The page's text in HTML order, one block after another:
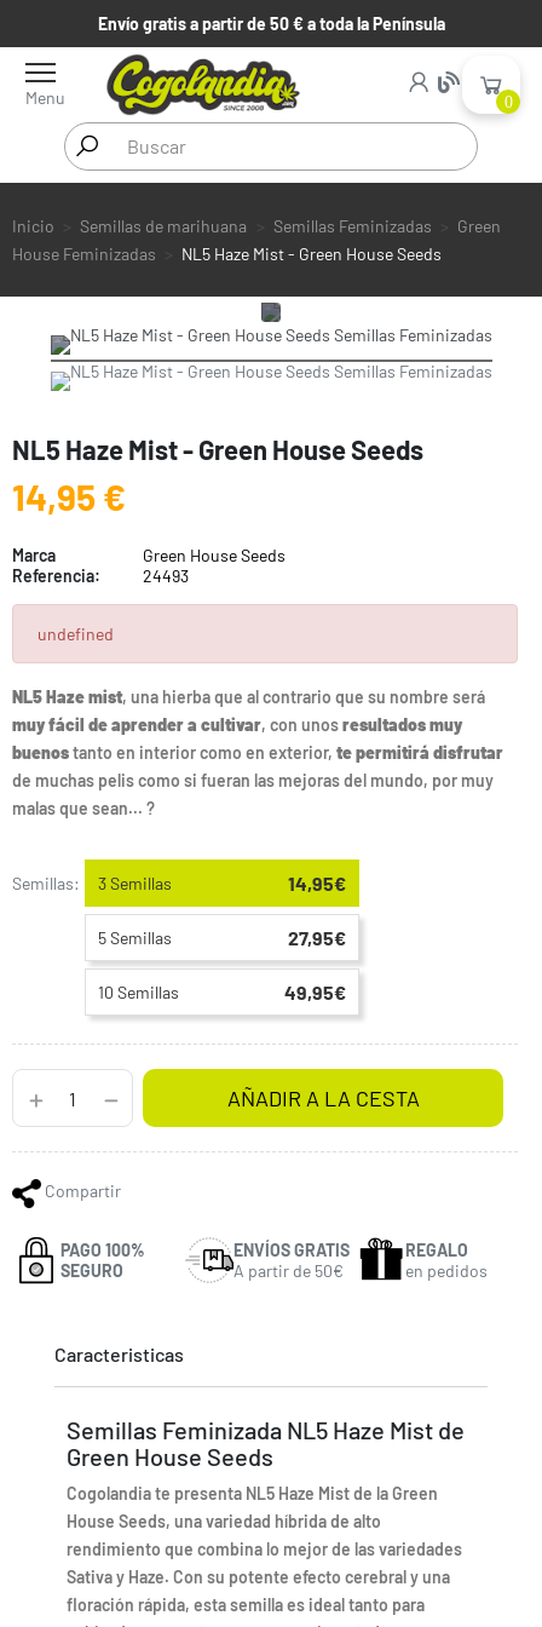
Envío gratis a partir de 50 € a toda la Península
Menu 0
Inicio Semillas de marihuana Semillas Feminizadas
Green
House Feminizadas
NL5 Haze Mist - Green House Seeds
NL5 Haze Mist - Green House Seeds
14,95 €
Marca
Green House Seeds
Referencia:
24493
undefined
NL5 Haze mist, una hierba que al contrario que su nombre será
muy fácil de aprender a cultivar, con unosresultados muy
buenostanto en interior como en exterior, te permitirá disfrutar
de muchas pelis como si fueran las mejoras del mundo, por muy
malas que sean... ?
Semillas: 3 Semillas 14,95€
5 Semillas 27,95€
10 Semillas 49,95€
AÑADIR A LA CESTA
Compartir
PAGO 100%
SEGURO
ENVÍOS GRATIS
A partir de 50€
REGALO
en pedidos
Caracteristicas
Semillas Feminizada NL5 Haze Mist de
Green House Seeds
Cogolandia te presenta NL5 Haze Mist de la Green
House Seeds, una variedad híbrida de alto
rendimiento que combina lo mejor de las variedades
Sativa y Haze. Con su potente efecto cerebral y una
floración rápida, esta semilla es ideal tanto para